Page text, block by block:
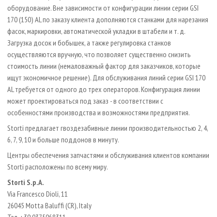
оборудование. Вне зависимости от конфигурации линии серии GSI
170 (150) AL по заказу клиента дополняются станками для нарезания
фасок, маркировки, автоматической укладки в штабели и т. д.
Загрузка досок и бобышек, а также регулировка станков
осуществляются вручную, что позволяет существенно снизить
стоимость линии (немаловажный фактор для заказчиков, которые
ищут экономичное решение). Для обслуживания линий серии GSI 170
AL требуется от одного до трех операторов. Конфигурация линии
может проектироваться под заказ - в соответствии с
особенностями производства и возможностями предприятия.
Storti предлагает гвоздезабивные линии производительностью 2, 4,
6, 7, 9, 10 и больше поддонов в минуту.
Центры обеспечения запчастями и обслуживания клиентов компании
Storti расположены по всему миру.
Storti S.p.A.
Via Francesco Dioli, 11
26045 Motta Baluffi (CR), Italy